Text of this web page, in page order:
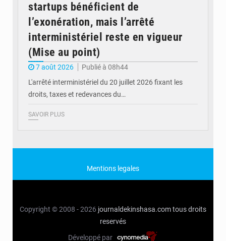
startups bénéficient de
l’exonération, mais l’arrêté
interministériel reste en vigueur
(Mise au point)
7 août 2026
Publié à 08h44
L'arrêté interministériel du 20 juillet 2026 fixant les
droits, taxes et redevances du…
SAVOIR PLUS
Mentions legales
Copyright © 2008 - 2026 journaldekinshasa.comtous droits
reservés
Développé par